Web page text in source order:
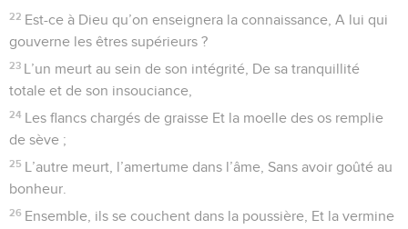
22 Est-ce à Dieu qu’on enseignera la connaissance, A lui qui
gouverne les êtres supérieurs ?
23 L’un meurt au sein de son intégrité, De sa tranquillité
totale et de son insouciance,
24 Les flancs chargés de graisse Et la moelle des os remplie
de sève ;
25 L’autre meurt, l’amertume dans l’âme, Sans avoir goûté au
bonheur.
26 Ensemble, ils se couchent dans la poussière, Et la vermine